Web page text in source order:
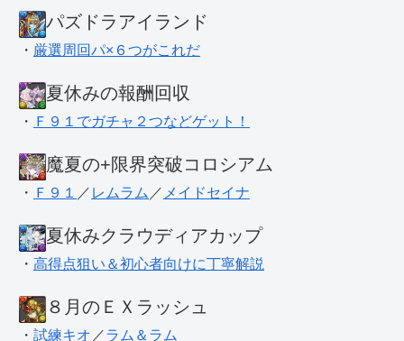
パズドラアイランド
・ 厳選周回パ×６つがこれだ
夏休みの報酬回収
・ Ｆ９１でガチャ２つなどゲット！
魔夏の+限界突破コロシアム
・ Ｆ９１ ／ レムラム ／ メイドセイナ
夏休みクラウディアカップ
・ 高得点狙い＆初心者向けに丁寧解説
８月のＥＸラッシュ
・ 試練キオ ／ラム＆ラム